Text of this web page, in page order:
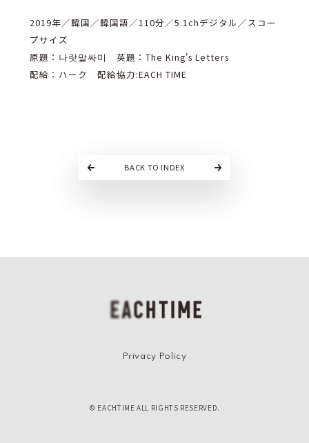
2019年／韓国／韓国語／110分／5.1chデジタル／スコー
プサイズ
原題：나랏말싸미 英題：The King's Letters
配給：ハーク 配給協力:EACH TIME
BACK TO INDEX
Privacy Policy
© EACHTIME ALL RIGHTS RESERVED.